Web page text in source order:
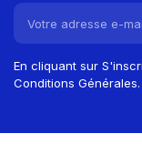
En cliquant sur
Conditions Générales.